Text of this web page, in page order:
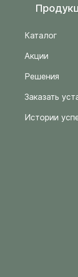
Каталог
Акции
Решения
Заказать
Истории